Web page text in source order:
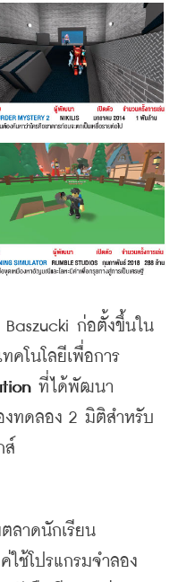
Baszucki ก่อตั้งขึ้นใน
คโนโลยีเพื่อการ
ที่ได้พัฒนา
งทดลอง 2 มิติสำหรับ
ส์
ลาดนักเรียน
ใช้โปรแกรมจำลอง